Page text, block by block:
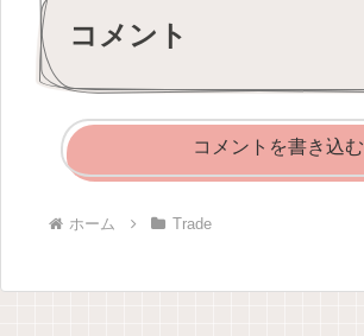
コメント
コメントを書き込む
ホーム Trade